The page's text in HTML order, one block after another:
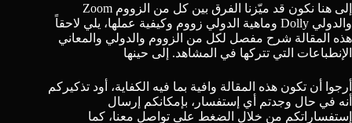
إلى هنا نكون قد ميّزنا الفرق بين كل من الزووم Zoom
والدولي Dolly وماهية الدولي زووم وكيفية عملها، يلي لاحقاً
هذه المقالة شرح مفصل لكل من الزووم والدولي والمعاني
الإنطباعات التي تتركها في المشاهد. إلى حينها
أرجوا أن تكون هذه المقالة وافية بما فيه الكفاية، أود تذكيركم
أنه في حال وجدتم أي إستفسار، بإمكانكم إرسال
إستفساراتكم من خلال الضغط على تواصل معنا، كما